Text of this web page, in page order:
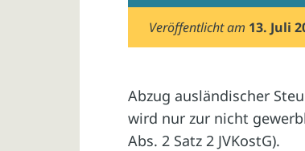
Veröffentlicht am 13. Juli
Abzug ausländischer
wird nur zur nicht
Abs. 2 Satz 2 JVKostG).